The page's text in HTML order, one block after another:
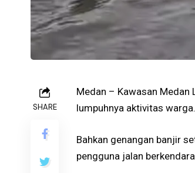
SHARE
Medan – Kawasan Medan
lumpuhnya aktivitas warga.
Bahkan genangan banjir
pengguna jalan